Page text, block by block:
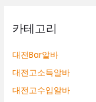
카테고리
대전Bar알바
대전고소득알바
대전고수입알바